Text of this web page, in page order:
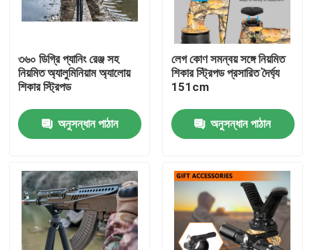
বাড়ি
পণ্য
৩৬০ ডিগ্রি প্যানিং রেঞ্জ সহ
নিয়মিত অ্যালুমিনিয়াম অ্যালোয়
শিকার স্ট্রিপড
অনুসন্ধান পাঠান
লেগ কোণ সমন্বয় সঙ্গে নিয়মিত
শিকার স্ট্রিপড প্রসারিত দৈর্ঘ্য
151cm
অনুসন্ধান পাঠান